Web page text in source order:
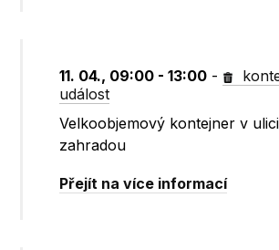
11. 04., 09:00 - 13:00 -
událost
Velkoobjemový kontejner v
zahradou
Přejít na více informací